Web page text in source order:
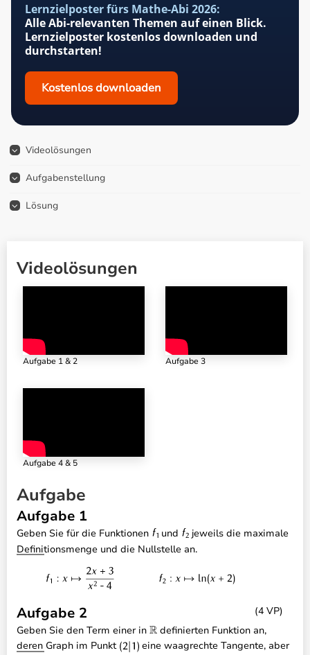
Lernzielposter fürs Mathe-Abi 2026:
Alle Abi-relevanten Themen auf einen Blick.
Lernzielposter kostenlos downloaden und
durchstarten!
Kostenlos downloaden
Videolösungen
Aufgabenstellung
Lösung
Videolösungen
Aufgabe 1 & 2 Aufgabe 3
Aufgabe 4 & 5
Aufgabe
Aufgabe 1
Geben Sie für die Funktionen und
jeweils die maximale
Definitionsmenge und die Nullstelle an.
(4 VP)
Aufgabe 2
Geben Sie den Term einer in
definierten Funktion an,
deren Graph im Punkt
eine waagrechte Tangente, aber